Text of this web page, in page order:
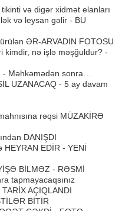
və digər xidmət elanları
və leysan gəlir - BU
ƏR-ARVADIN FOTOSU
kimdir, nə işlə məşğuldur? -
- Məhkəmədən sonra…
UZANACAQ - 5 ay davam
rəqsi MÜZAKİRƏ
DANIŞDI
HEYRAN EDİR - YENİ
BİLMƏZ - RƏSMİ
tapmayacaqsınız
AÇIQLANDI
BİTİR